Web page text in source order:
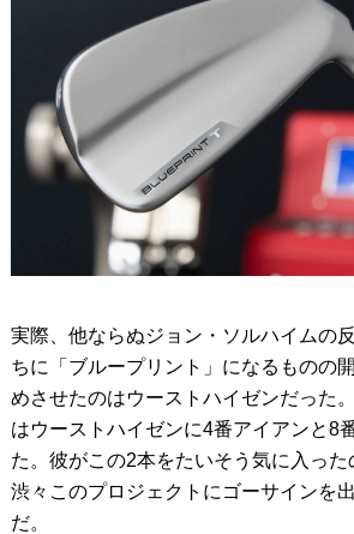
実際、他ならぬジョン・ソルハイムの
ちに「ブループリント」になるものの
めさせたのはウーストハイゼンだった
はウーストハイゼンに4番アイアンと8
た。彼がこの2本をたいそう気に入っ
渋々このプロジェクトにゴーサインを
だ。